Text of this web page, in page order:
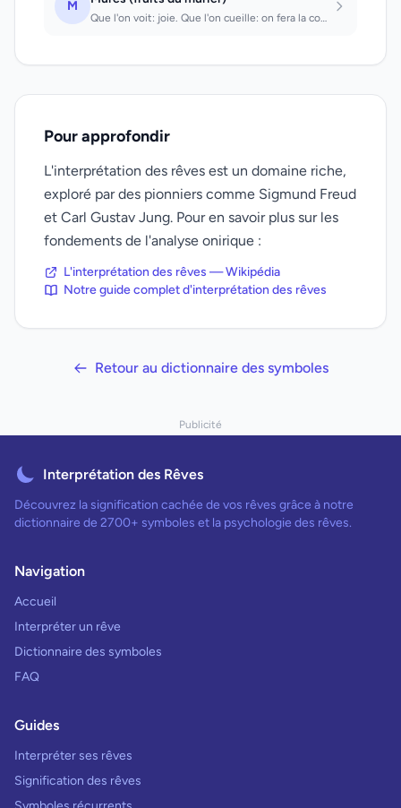
M
Que l'on voit: joie. Que l'on cueille: on fera la connaissance d'une personne qu...
Pour approfondir
L'interprétation des rêves est un domaine riche,
exploré par des pionniers comme Sigmund Freud
et Carl Gustav Jung. Pour en savoir plus sur les
fondements de l'analyse onirique :
L'interprétation des rêves — Wikipédia
Notre guide complet d'interprétation des rêves
Retour au dictionnaire des symboles
Publicité
Interprétation des Rêves
Découvrez la signification cachée de vos rêves grâce à notre
dictionnaire de 2700+ symboles et la psychologie des rêves.
Navigation
Accueil
Interpréter un rêve
Dictionnaire des symboles
FAQ
Guides
Interpréter ses rêves
Signification des rêves